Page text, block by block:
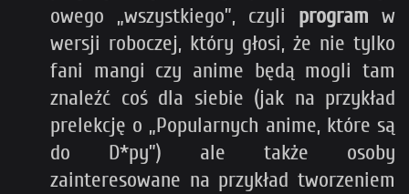
owego „wszystkiego”, czyli program w
wersji roboczej, który głosi, że nie tylko
fani mangi czy anime będą mogli tam
znaleźć coś dla siebie (jak na przykład
prelekcję o „Popularnych anime, które są
do D*py”) ale także osoby
zainteresowane na przykład tworzeniem